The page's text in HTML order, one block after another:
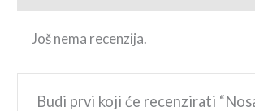
Još nema recenzija.
Budi prvi koji će recenzirati